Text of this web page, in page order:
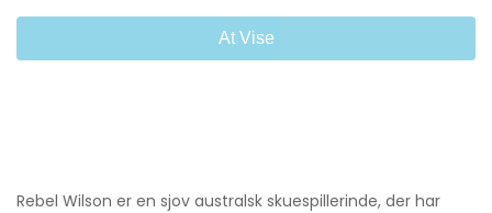
At Vise
Rebel Wilson er en sjov australsk skuespillerinde, der har